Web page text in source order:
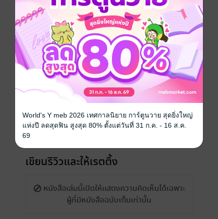
ความยาว 401 หน้า (≈ 107,289 คำ)
ราคาปก 300 บาท (ประหยัด 33%)
เรื่องที่คุณน่าจะสนใจ
เขียนรีวิวและให้เรตติ้ง
หนังสือเล่มนี้เปิดให้แสดงความคิดเห็นได้เฉพาะ
ผู้ที่มีหนังสือฉบับเต็มเท่านั้น
World's Y meb 2026 เทศกาลนิยาย การ์ตูนวาย สุดยิ่งใหญ่
แห่งปี ลดสุดฟิน สูงสุด 80% ตั้งแต่วันที่ 31 ก.ค. - 16 ส.ค.
69